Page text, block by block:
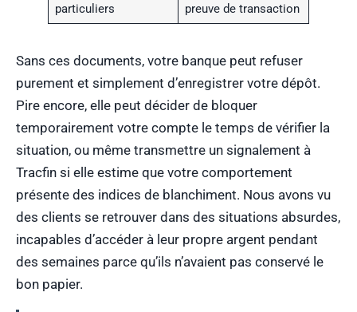
particuliers
preuve de transaction
Sans ces documents, votre banque peut refuser
purement et simplement d’enregistrer votre dépôt.
Pire encore, elle peut décider de bloquer
temporairement votre compte le temps de vérifier la
situation, ou même transmettre un signalement à
Tracfin si elle estime que votre comportement
présente des indices de blanchiment. Nous avons vu
des clients se retrouver dans des situations absurdes,
incapables d’accéder à leur propre argent pendant
des semaines parce qu’ils n’avaient pas conservé le
bon papier.